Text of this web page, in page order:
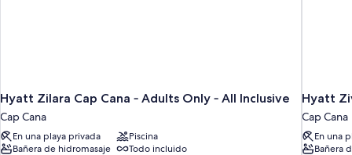
Hyatt Zilara Cap Cana ‐ Adults Only ‐ All Inclusive
Cap Cana
En una playa privada
Piscina
Bañera de hidromasaje
Todo incluido
Hyatt
Cap Cana
En una
Bañera